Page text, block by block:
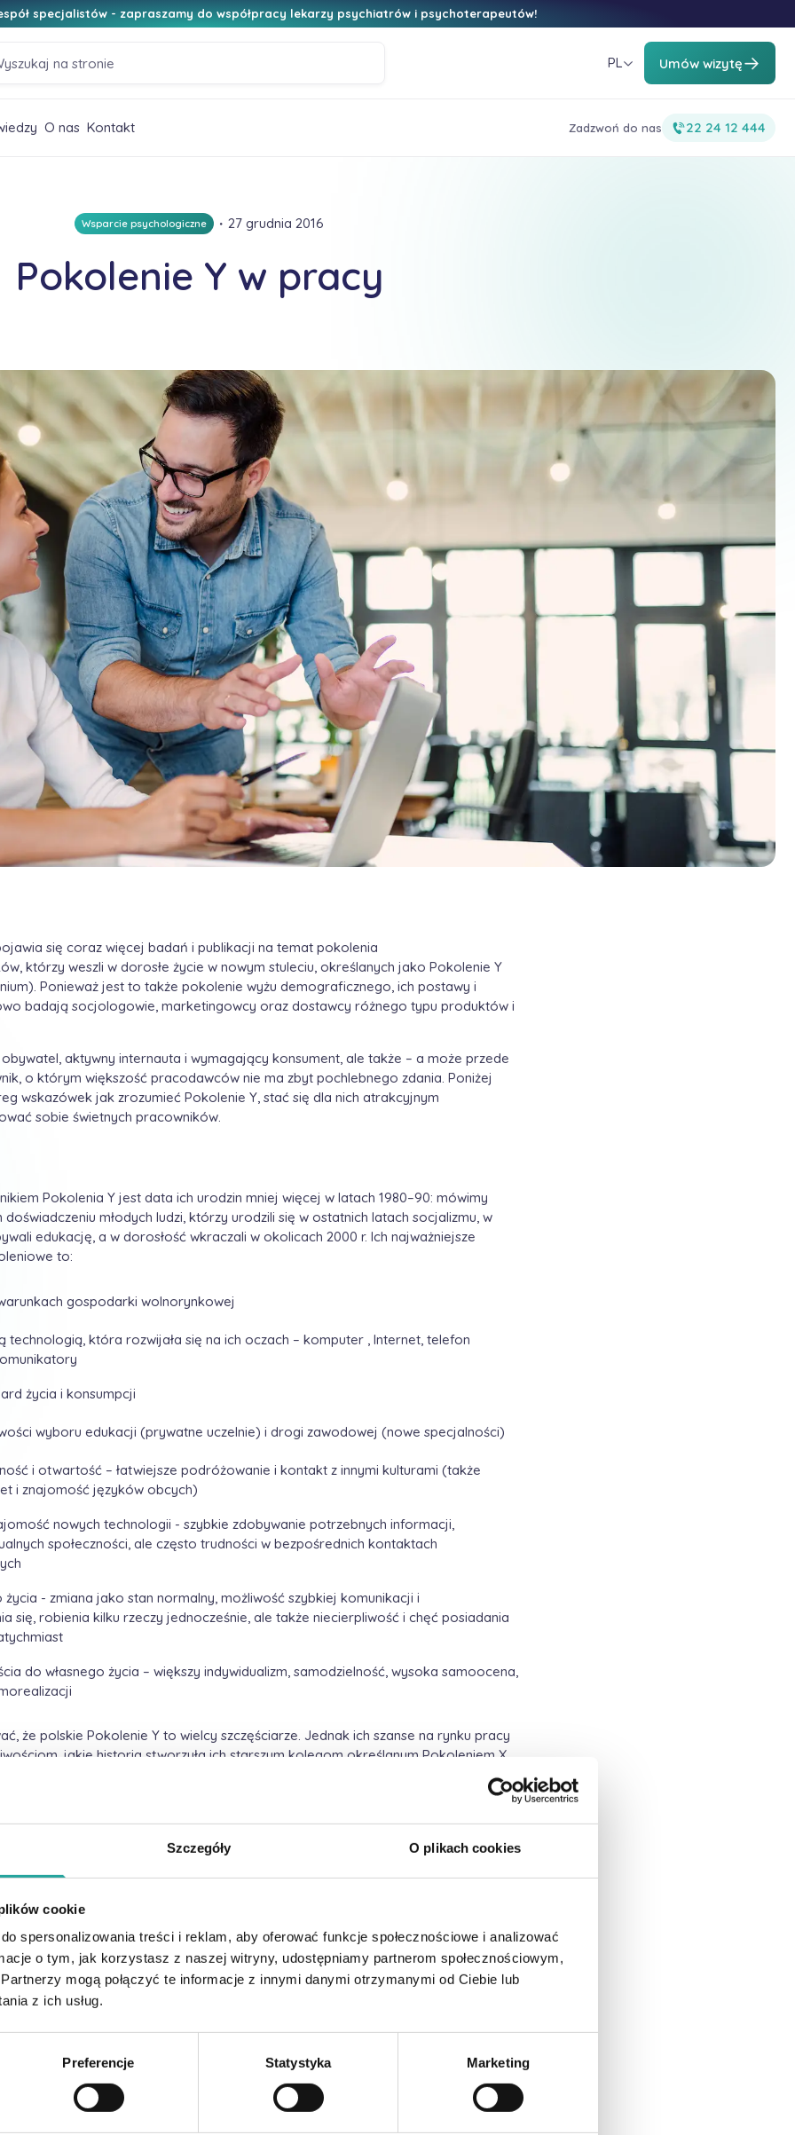
Szczegóły O plikach cookies
cookie
spersonalizowania treści i reklam, aby oferować funkcje społecznościowe i analizować
o tym, jak korzystasz z naszej witryny, udostępniamy partnerom społecznościowym,
mogą połączyć te informacje z innymi danymi otrzymanymi od Ciebie lub
z ich usług.
Preferencje Statystyka Marketing
specjalistów - zapraszamy do współpracy lekarzy psychiatrów i psychoterapeutów!
PL Umów wizytę
O nas Kontakt Zadzwoń do nas 22 24 12 444
Wsparcie psychologiczne ・ 27 grudnia 2016
Pokolenie Y w pracy
się coraz więcej badań i publikacji na temat pokolenia
którzy weszli w dorosłe życie w nowym stuleciu, określanych jako Pokolenie Y
Ponieważ jest to także pokolenie wyżu demograficznego, ich postawy i
badają socjologowie, marketingowcy oraz dostawcy różnego typu produktów i
aktywny internauta i wymagający konsument, ale także – a może przede
o którym większość pracodawców nie ma zbyt pochlebnego zdania. Poniżej
wskazówek jak zrozumieć Pokolenie Y, stać się dla nich atrakcyjnym
sobie świetnych pracowników.
Pokolenia Y jest data ich urodzin mniej więcej w latach 1980–90: mówimy
młodych ludzi, którzy urodzili się w ostatnich latach socjalizmu, w
edukację, a w dorosłość wkraczali w okolicach 2000 r. Ich najważniejsze
to:
gospodarki wolnorynkowej
technologią, która rozwijała się na ich oczach – komputer , Internet, telefon
życia i konsumpcji
wyboru edukacji (prywatne uczelnie) i drogi zawodowej (nowe specjalności)
i otwartość – łatwiejsze podróżowanie i kontakt z innymi kulturami (także
i znajomość języków obcych)
nowych technologii - szybkie zdobywanie potrzebnych informacji,
społeczności, ale często trudności w bezpośrednich kontaktach
życia - zmiana jako stan normalny, możliwość szybkiej komunikacji i
się, robienia kilku rzeczy jednocześnie, ale także niecierpliwość i chęć posiadania
do własnego życia – większy indywidualizm, samodzielność, wysoka samoocena,
że polskie Pokolenie Y to wielcy szczęściarze. Jednak ich szanse na rynku pracy
jakie historia stworzyła ich starszym kolegom określanym Pokoleniem X
Tym mianem określamy grupę Polaków urodzonych w latach 1960-70, którzy na
otrzymali wspaniały prezent - kapitalizm. Dzisiejsi 40-latkowie mieli w latach 90-
kariery były w zasięgu każdego średnio przedsiębiorczego i pracowitego
dowodzą, że Pokolenie X świetnie wykorzystało tę szansę – polskim
i są co najmniej kilka lat od nich młodsi (statystyczny prezes polskiej spółki
47 lat). To bardzo złe wiadomości dla Pokolenia Y – mimo sprzyjającej sytuacji
możliwości szybkiej kariery są ograniczone. Zdają sobie sprawę, że nie powtórzą
frustruje.
opracowaną sztukę autoprezentacji i dość wysokie wymagania w kwestii
(zdaniem wielu pracodawców – nierealistycznie wysokie). Zróbmy krótki bilans
pracownika: